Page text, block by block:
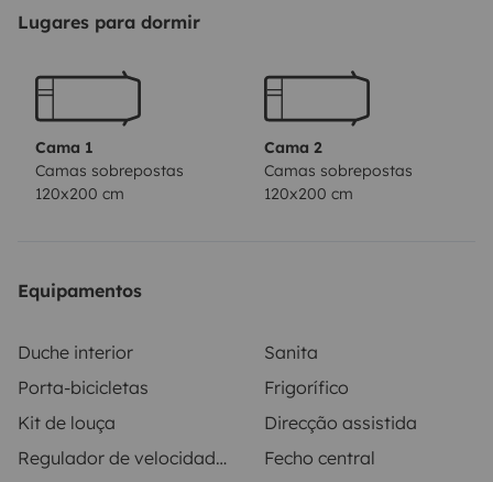
contacter, nous répondons avec plaisir à toutes vos
Lugares para dormir
Cama 1
Camas sobrepostas
120x200 cm
Cama 2
Camas sobrepostas
120x200 cm
Equipamentos
Duche interior
Sanita
Porta-bicicletas
Frigorífico
Kit de louça
Direcção assistida
Regulador de velocidade / Cruise Control
Fecho central